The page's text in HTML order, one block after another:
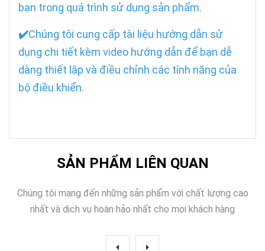
bạn trong quá trình sử dụng sản phẩm.
✔️Chúng tôi cung cấp tài liệu hướng dẫn sử
dụng chi tiết kèm video hướng dẫn để bạn dễ
dàng thiết lập và điều chỉnh các tính năng của
bộ điều khiển.
SẢN PHẨM LIÊN QUAN
Chúng tôi mang đến những sản phẩm với chất lượng cao
nhất và dịch vụ hoàn hảo nhất cho mọi khách hàng